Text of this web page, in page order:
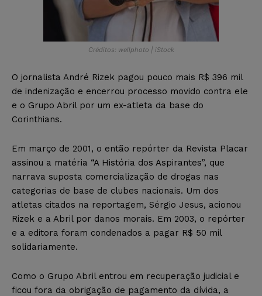
Créditos: wellphoto | iStock
O jornalista André Rizek pagou pouco mais R$ 396 mil
de indenização e encerrou processo movido contra ele
e o Grupo Abril por um ex-atleta da base do
Corinthians.
Em março de 2001, o então repórter da Revista Placar
assinou a matéria “A História dos Aspirantes”, que
narrava suposta comercialização de drogas nas
categorias de base de clubes nacionais. Um dos
atletas citados na reportagem, Sérgio Jesus, acionou
Rizek e a Abril por danos morais. Em 2003, o repórter
e a editora foram condenados a pagar R$ 50 mil
solidariamente.
Como o Grupo Abril entrou em recuperação judicial e
ficou fora da obrigação de pagamento da dívida, a